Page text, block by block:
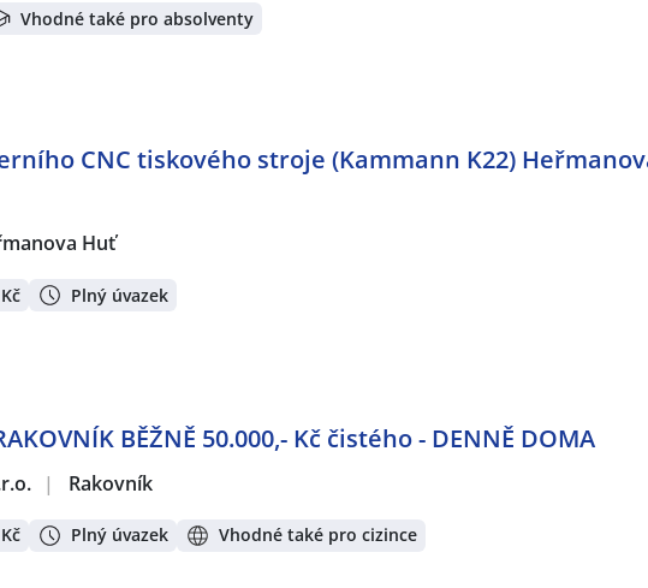
Vhodné také pro absolventy
CNC tiskového stroje (Kammann K22)
Huť
Plný úvazek
BĚŽNĚ 50.000,- Kč čistého - DENNĚ DOMA
| Rakovník
Plný úvazek Vhodné také pro cizince